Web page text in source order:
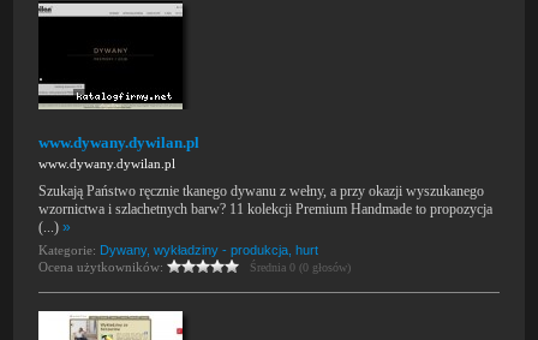
www.dywany.dywilan.pl
www.dywany.dywilan.pl
Szukają Państwo ręcznie tkanego dywanu z wełny, a przy okazji wyszukanego
wzornictwa i szlachetnych barw? 11 kolekcji Premium Handmade to propozycja
(...)»
Kategorie: Dywany, wykładziny - produkcja, hurt
Ocena użytkowników:
Średnia 0 (0 głosów)